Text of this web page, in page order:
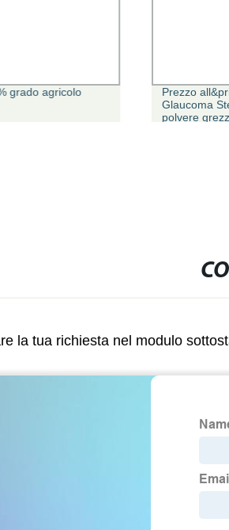
grado agricolo
Prezzo
Glaucoma
polvere
la tua richiesta nel modulo